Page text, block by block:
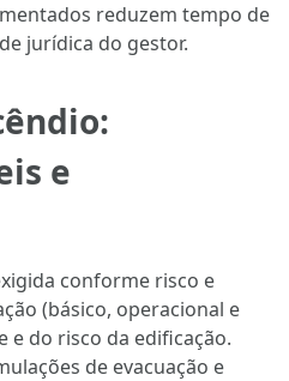
reduzem tempo de
jurídica do gestor.
e
conforme risco e
(básico, operacional e
do risco da edificação.
de evacuação e